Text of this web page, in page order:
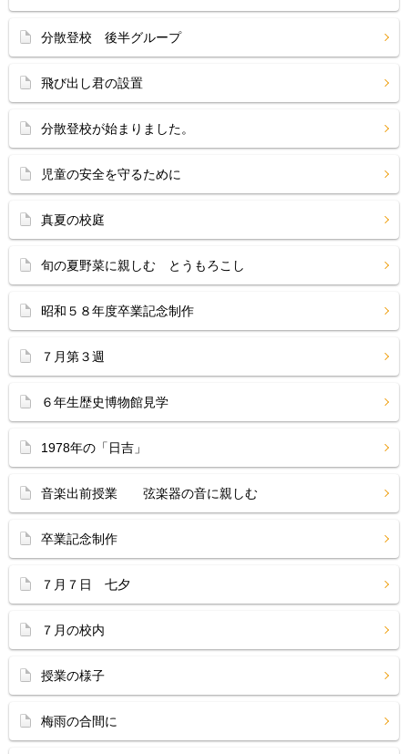
分散登校 後半グループ
飛び出し君の設置
分散登校が始まりました。
児童の安全を守るために
真夏の校庭
旬の夏野菜に親しむ とうもろこし
昭和５８年度卒業記念制作
７月第３週
６年生歴史博物館見学
1978年の「日吉」
音楽出前授業 弦楽器の音に親しむ
卒業記念制作
７月７日 七夕
７月の校内
授業の様子
梅雨の合間に